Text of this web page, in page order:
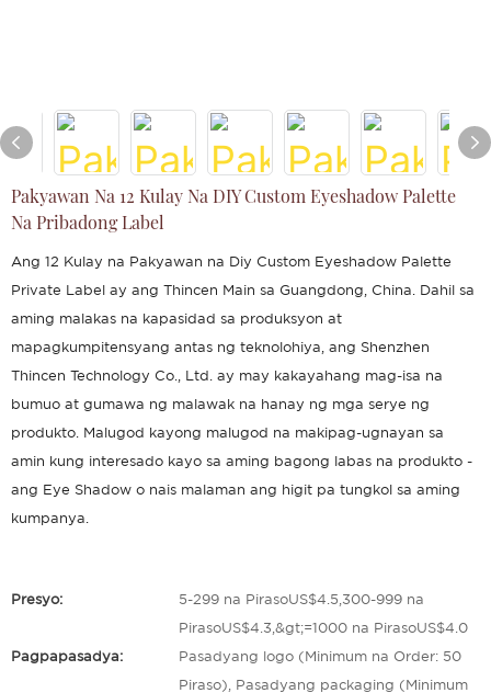
Pakyawan Na 12 Kulay Na DIY Custom Eyeshadow Palette
Na Pribadong Label
Ang 12 Kulay na Pakyawan na Diy Custom Eyeshadow Palette
Private Label ay ang Thincen Main sa Guangdong, China. Dahil sa
aming malakas na kapasidad sa produksyon at
mapagkumpitensyang antas ng teknolohiya, ang Shenzhen
Thincen Technology Co., Ltd. ay may kakayahang mag-isa na
bumuo at gumawa ng malawak na hanay ng mga serye ng
produkto. Malugod kayong malugod na makipag-ugnayan sa
amin kung interesado kayo sa aming bagong labas na produkto -
ang Eye Shadow o nais malaman ang higit pa tungkol sa aming
kumpanya.
Presyo: 5-299 na PirasoUS$4.5,300-999 na
PirasoUS$4.3,&gt;=1000 na PirasoUS$4.0
Pagpapasadya: Pasadyang logo (Minimum na Order: 50
Piraso), Pasadyang packaging (Minimum